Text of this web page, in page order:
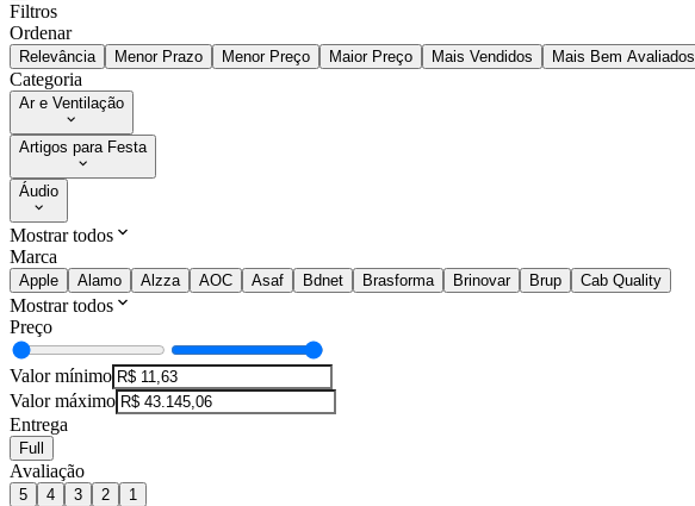
Filtros
Ordenar
Relevância Menor Prazo Menor Preço Maior Preço Mais Vendidos Mais Bem Avaliados
Categoria
Ar e Ventilação
Artigos para Festa
Áudio
Mostrar todos
Marca
Apple Alamo Alzza AOC Asaf Bdnet Brasforma Brinovar Brup Cab Quality
Mostrar todos
Preço
Valor mínimo
Valor máximo
Entrega
Full
Avaliação
5 4 3 2 1